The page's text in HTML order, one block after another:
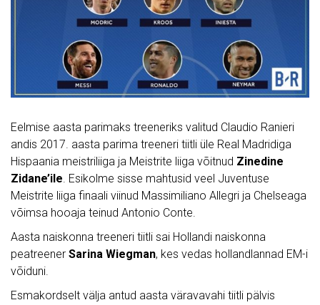
Eelmise aasta parimaks treeneriks valitud Claudio Ranieri
andis 2017. aasta parima treeneri tiitli üle Real Madridiga
Hispaania meistriliiga ja Meistrite liiga võitnud Zinedine
Zidane’ile. Esikolme sisse mahtusid veel Juventuse
Meistrite liiga finaali viinud Massimiliano Allegri ja Chelseaga
võimsa hooaja teinud Antonio Conte.
Aasta naiskonna treeneri tiitli sai Hollandi naiskonna
peatreener Sarina Wiegman, kes vedas hollandlannad EM-i
võiduni.
Esmakordselt välja antud aasta väravavahi tiitli pälvis